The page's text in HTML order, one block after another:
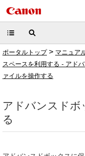
ポータルトップ> マニュア
スペースを利用する - アド
ァイルを操作する
アドバンスドボ
る